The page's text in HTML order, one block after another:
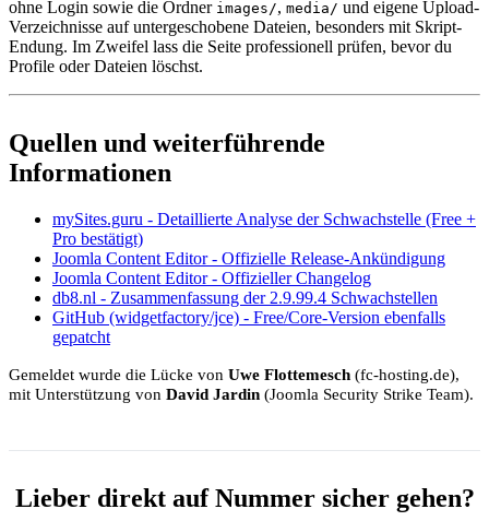
ohne Login sowie die Ordner images/, media/ und eigene Upload-
Verzeichnisse auf untergeschobene Dateien, besonders mit Skript-
Endung. Im Zweifel lass die Seite professionell prüfen, bevor du
Profile oder Dateien löschst.
Quellen und weiterführende
Informationen
mySites.guru - Detaillierte Analyse der Schwachstelle (Free +
Pro bestätigt)
Joomla Content Editor - Offizielle Release-Ankündigung
Joomla Content Editor - Offizieller Changelog
db8.nl - Zusammenfassung der 2.9.99.4 Schwachstellen
GitHub (widgetfactory/jce) - Free/Core-Version ebenfalls
gepatcht
Gemeldet wurde die Lücke von Uwe Flottemesch (fc-hosting.de),
mit Unterstützung von David Jardin (Joomla Security Strike Team).
Lieber direkt auf Nummer sicher gehen?